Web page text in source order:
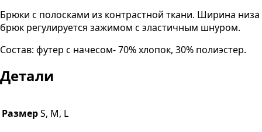
Брюки с полосками из контрастной ткани. Ширина низа
брюк регулируется зажимом с эластичным шнуром.
Состав: футер с начесом- 70% хлопок, 30% полиэстер.
Детали
РазмерS, M, L